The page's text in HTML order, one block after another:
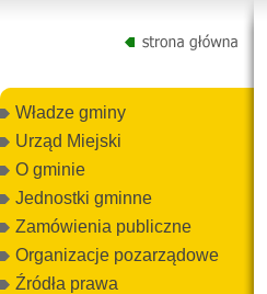
Władze gminy
Urząd Miejski
O gminie
Jednostki gminne
Zamówienia publiczne
Organizacje pozarządowe
Źródła prawa